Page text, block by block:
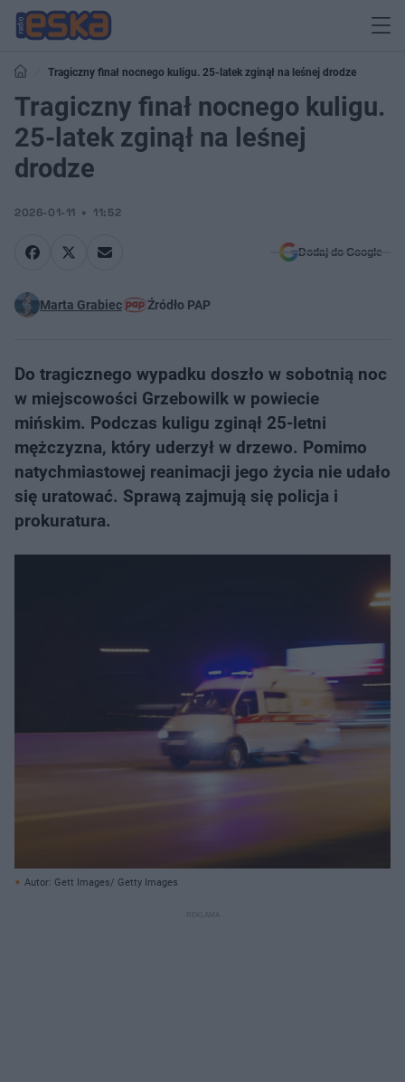
Tragiczny finał nocnego kuligu. 25-latek zginął na leśnej drodze
Tragiczny finał nocnego kuligu.
25-latek zginął na leśnej
drodze
2026-01-11 11:52
Dodaj do Google
Marta Grabiec Źródło PAP
Do tragicznego wypadku doszło w sobotnią noc
w miejscowości Grzebowilk w powiecie
mińskim. Podczas kuligu zginął 25-letni
mężczyzna, który uderzył w drzewo. Pomimo
natychmiastowej reanimacji jego życia nie udało
się uratować. Sprawą zajmują się policja i
prokuratura.
Autor: Gett Images/ Getty Images